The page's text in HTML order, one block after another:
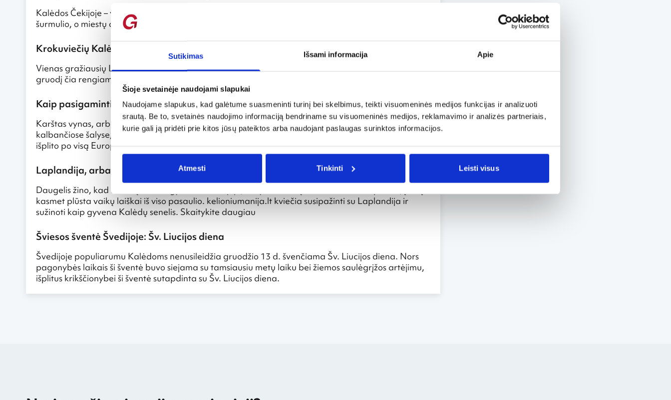
Sutikimas Išsami informacija Apie
Šioje svetainėje naudojami slapukai
Naudojame slapukus, kad galėtume suasmeninti turinį bei skelbimus, teikti visuomeninės medijos funkcijas ir analizuoti
srautą. Be to, svetainės naudojimo informaciją bendriname su visuomeninės medijos, reklamavimo ir analizės partneriais,
kurie gali ją pridėti prie kitos jūsų pateiktos arba naudojant paslaugas surinktos informacijos.
Atmesti Tinkinti Leisti visus
Kalėdos Čekijoje – viena svarbiausių švenčių, kuomet miestai ir miesteliai prisipildo šventinio
šurmulio, o miestų aikštes papuošia ne tik tradicinės Kalėdų eglės, bet ir Kalėdinės mugės.
Krokuviečių Kalėdinės prakartėlės primena pilaites
Vienas gražiausių Lenkijos miestų Krokuva gali pasigirti ne tik istoriniais pastatais, bet ir kiekvieną
gruodį čia rengiamu Kalėdinių prakartėlių konkursu, kuris laikomas unikaliu visame pasaulyje.
Kaip pasigaminti tikrą austrišką karštą vyną?
Karštas vynas, arba gliuveinas, yra vienas svarbiausių Kalėdinio laikotarpio akcentų vokiškai
kalbančiose šalyse, kuriose kilo ir Kalėdinių mugių idėja. Ir Kalėdinių mugių, ir karšto vyno tradicija
išplito po visą Europą. Taigi dalijamės tikro austriško karšto vyno receptu.
Laplandija, arba kur gyvena Kalėdų senelis
Daugelis žino, kad Kalėdų senelis gyvena Suomijoje, čia yra Kalėdų senelio trobelė ir paštas, į kurį
kasmet plūsta vaikų laiškai iš viso pasaulio. kelioniumanija.lt kviečia susipažinti su Laplandija ir
sužinoti kaip gyvena Kalėdų senelis. Skaitykite daugiau
Šviesos šventė Švedijoje: Šv. Liucijos diena
Švedijoje populiarumu Kalėdoms nenusileidžia gruodžio 13 d. švenčiama Šv. Liucijos diena. Nors
pagonybės laikais ši šventė buvo siejama su tamsiausiu metų laiku bei žiemos saulėgrįžos artėjimu,
išplitus krikščionybei ši šventė sutapdinta su Šv. Liucijos diena.